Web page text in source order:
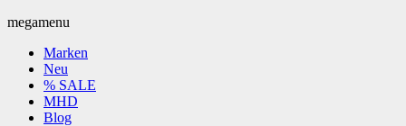
megamenu
Marken
Neu
% SALE
MHD
Blog